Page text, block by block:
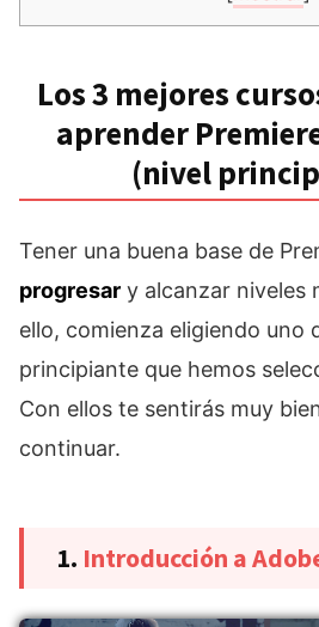
Los 3 mejores
aprender
(nivel
Tener una buena base de
progresar y alcanzar niveles
ello, comienza eligiendo uno
principiante que hemos
Con ellos te sentirás muy
continuar.
1. Introducción a